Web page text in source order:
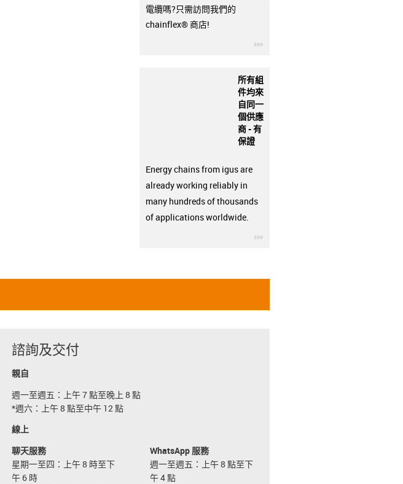
電纜嗎?只需訪問我們的
chainflex® 商店!
所有組
件均來
自同一
個供應
商 - 有
保證
Energy chains from igus are
already working reliably in
many hundreds of thousands
of applications worldwide.
諮詢及交付
親自
週一至週五：上午 7 點至晚上 8 點
*週六：上午 8 點至中午 12 點
線上
聊天服務
星期一至四：上午 8 時至下
午 6 時
WhatsApp 服務
週一至週五：上午 8 點至下
午 4 點